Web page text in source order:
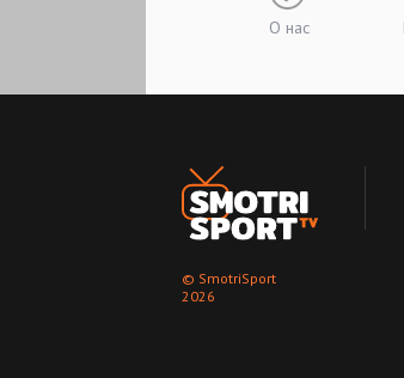
О нас
© SmotriSport
2026